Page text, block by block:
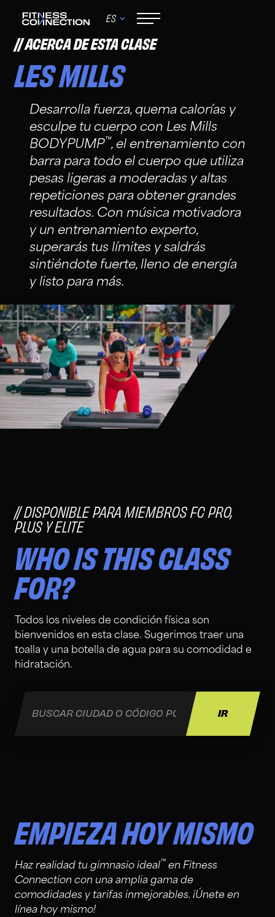
ES
ACERCA DE ESTA CLASE
LES MILLS
Desarrolla fuerza, quema calorías y
esculpe tu cuerpo con Les Mills
BODYPUMP™, el entrenamiento con
barra para todo el cuerpo que utiliza
pesas ligeras a moderadas y altas
repeticiones para obtener grandes
resultados. Con música motivadora
y un entrenamiento experto,
superarás tus límites y saldrás
sintiéndote fuerte, lleno de energía
y listo para más.
DISPONIBLE PARA MIEMBROS FC PRO,
PLUS Y ELITE
WHO IS THIS CLASS
FOR?
Todos los niveles de condición física son
bienvenidos en esta clase. Sugerimos traer una
toalla y una botella de agua para su comodidad e
hidratación.
EMPIEZA HOY MISMO
Haz realidad tu gimnasio ideal™ en Fitness
Connection con una amplia gama de
comodidades y tarifas inmejorables. ¡Únete en
línea hoy mismo!